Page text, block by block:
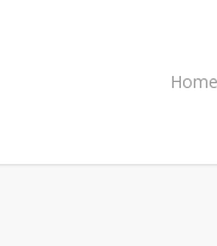
Home